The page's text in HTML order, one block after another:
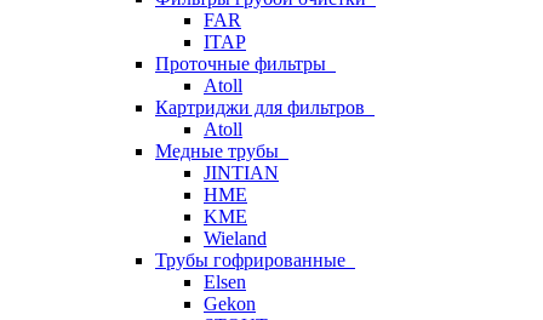
FAR
ITAP
Проточные фильтры
Atoll
Картриджи для фильтров
Atoll
Медные трубы
JINTIAN
HME
KME
Wieland
Трубы гофрированные
Elsen
Gekon